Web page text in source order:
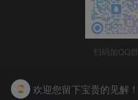
扫码加QQ群
欢迎您留下宝贵的见解！